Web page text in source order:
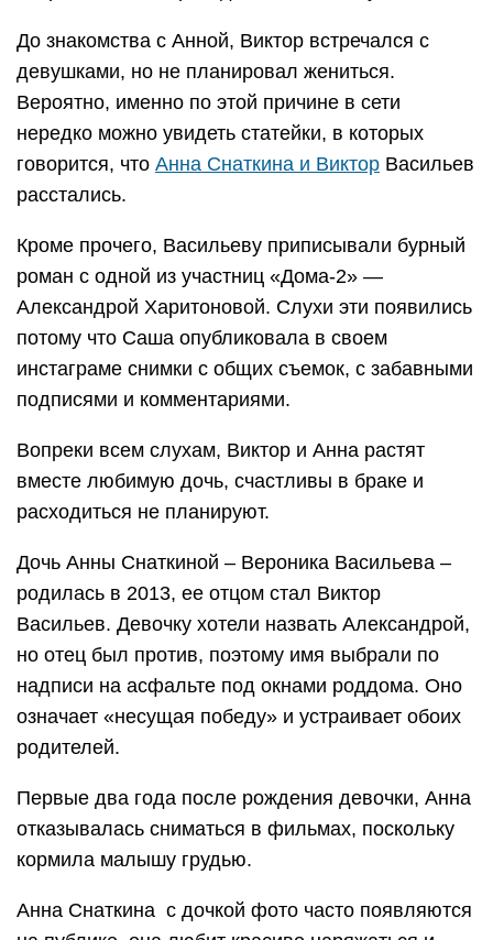
До знакомства с Анной, Виктор встречался с
девушками, но не планировал жениться.
Вероятно, именно по этой причине в сети
нередко можно увидеть статейки, в которых
говорится, что Анна Снаткина и Виктор Васильев
расстались.
Кроме прочего, Васильеву приписывали бурный
роман с одной из участниц «Дома-2» —
Александрой Харитоновой. Слухи эти появились
потому что Саша опубликовала в своем
инстаграме снимки с общих съемок, с забавными
подписями и комментариями.
Вопреки всем слухам, Виктор и Анна растят
вместе любимую дочь, счастливы в браке и
расходиться не планируют.
Дочь Анны Снаткиной – Вероника Васильева –
родилась в 2013, ее отцом стал Виктор
Васильев. Девочку хотели назвать Александрой,
но отец был против, поэтому имя выбрали по
надписи на асфальте под окнами роддома. Оно
означает «несущая победу» и устраивает обоих
родителей.
Первые два года после рождения девочки, Анна
отказывалась сниматься в фильмах, поскольку
кормила малышу грудью.
Анна Снаткина с дочкой фото часто появляются